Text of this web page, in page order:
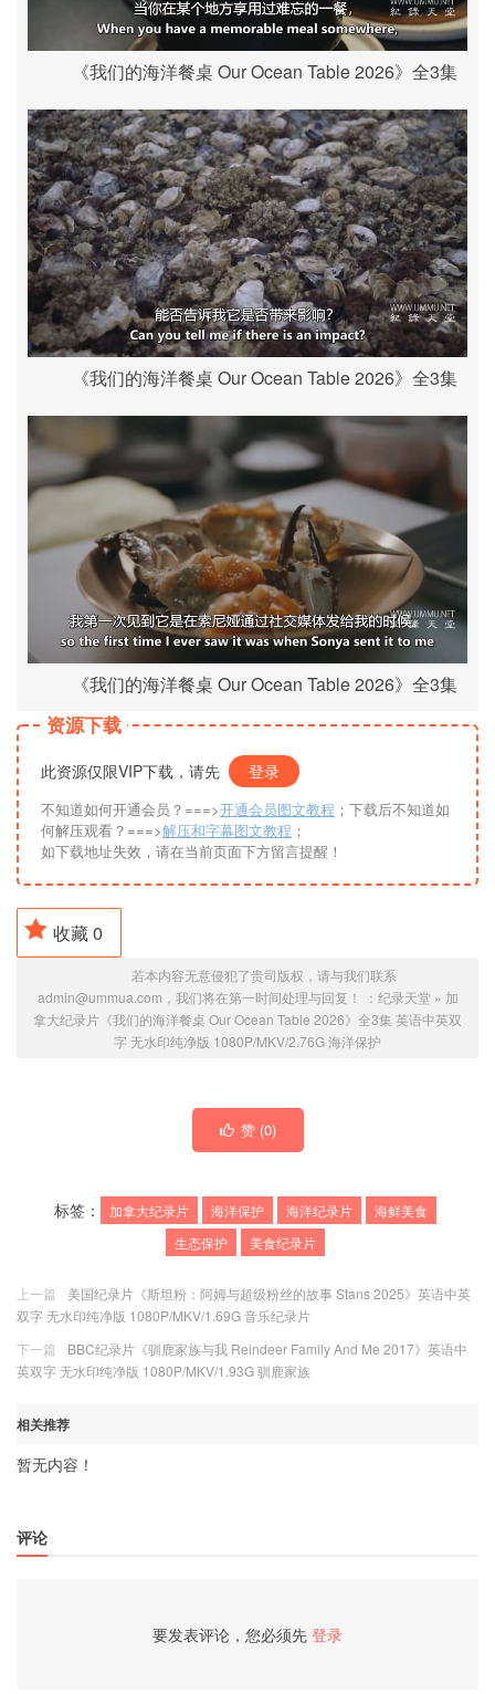
《我们的海洋餐桌 Our Ocean Table 2026》全3集
《我们的海洋餐桌 Our Ocean Table 2026》全3集
《我们的海洋餐桌 Our Ocean Table 2026》全3集
资源下载
此资源仅限VIP下载，请先 登录
不知道如何开通会员？===>开通会员图文教程 ；下载后不知道如
何解压观看？===>解压和字幕图文教程 ；
如下载地址失效，请在当前页面下方留言提醒！
收藏0
若本内容无意侵犯了贵司版权，请与我们联系
admin@ummua.com，我们将在第一时间处理与回复！ ： 纪录天堂» 加
拿大纪录片《我们的海洋餐桌 Our Ocean Table 2026》全3集 英语中英双
字 无水印纯净版 1080P/MKV/2.76G 海洋保护
赞 (0)
标签： 加拿大纪录片 海洋保护 海洋纪录片
海鲜美食
生态保护
美食纪录片
上一篇
美国纪录片《斯坦粉：阿姆与超级粉丝的故事 Stans 2025》英语中英
双字 无水印纯净版 1080P/MKV/1.69G 音乐纪录片
下一篇
BBC纪录片《驯鹿家族与我 Reindeer Family And Me 2017》英语中
英双字 无水印纯净版 1080P/MKV/1.93G 驯鹿家族
相关推荐
暂无内容！
评论
要发表评论，您必须先 登录